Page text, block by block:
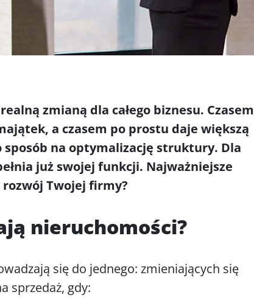
zmianą dla całego biznesu. Czasem
a czasem po prostu daje większą
sposób na optymalizację struktury. Dla
już swojej funkcji. Najważniejsze
Twojej firmy?
nieruchomości?
się do jednego: zmieniających się
sprzedaż, gdy: